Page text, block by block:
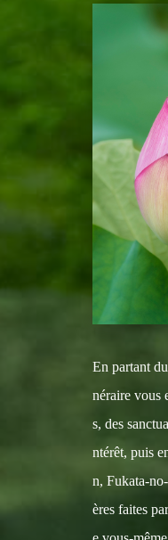
En partant
néraire vous
s, des
ntérêt, puis
n, Fukata-
ères faites